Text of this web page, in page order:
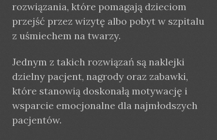
rozwiązania, które pomagają dzieciom
przejść przez wizytę albo pobyt w szpitalu
z uśmiechem na twarzy.
Jednym z takich rozwiązań są naklejki
dzielny pacjent, nagrody oraz zabawki,
które stanowią doskonałą motywację i
wsparcie emocjonalne dla najmłodszych
pacjentów.